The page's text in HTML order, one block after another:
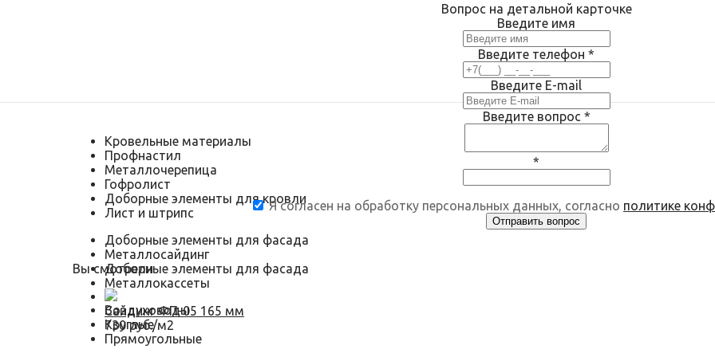
Вопрос на детальной карточке
Введите имя
Введите телефон *
Введите E-mail
Введите вопрос *
*
Я согласен на обработку персональных данных, согласно политике
Вы смотрели
Сайдинг ФП-05 165 мм
730 руб./м2
Кровельные материалы
Профнастил
Металлочерепица
Гофролист
Доборные элементы для кровли
Лист и штрипс
Доборные элементы для фасада
Металлосайдинг
Доборные элементы для фасада
Металлокассеты
Воздуховоды
Круглые
Прямоугольные